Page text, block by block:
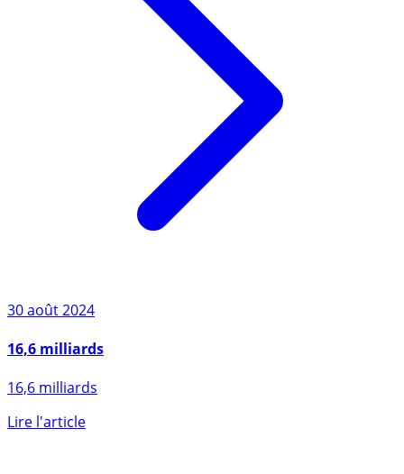
30 août 2024
16,6 milliards
16,6 milliards
Lire l'article